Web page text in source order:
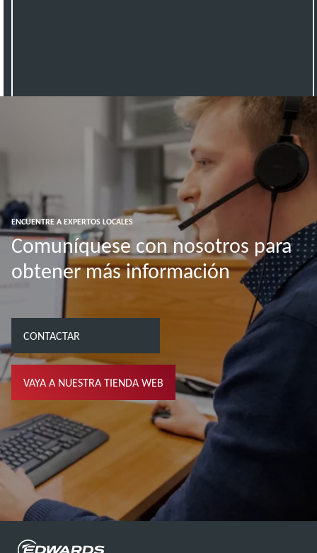
ENCUENTRE A EXPERTOS LOCALES
Comuníquese con nosotros para
obtener más información
CONTACTAR
VAYA A NUESTRA TIENDA WEB